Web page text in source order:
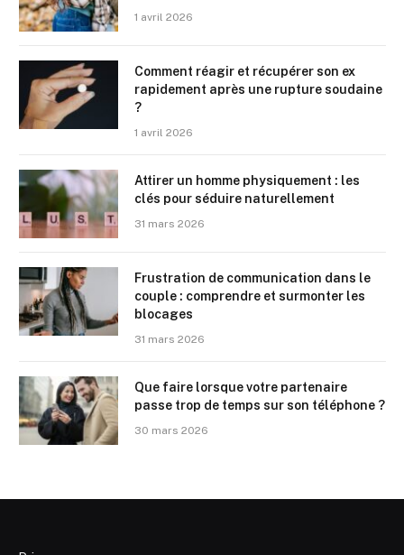
1 avril 2026
Comment réagir et récupérer son ex
rapidement après une rupture soudaine
?
1 avril 2026
Attirer un homme physiquement : les
clés pour séduire naturellement
31 mars 2026
Frustration de communication dans le
couple : comprendre et surmonter les
blocages
31 mars 2026
Que faire lorsque votre partenaire
passe trop de temps sur son téléphone ?
30 mars 2026